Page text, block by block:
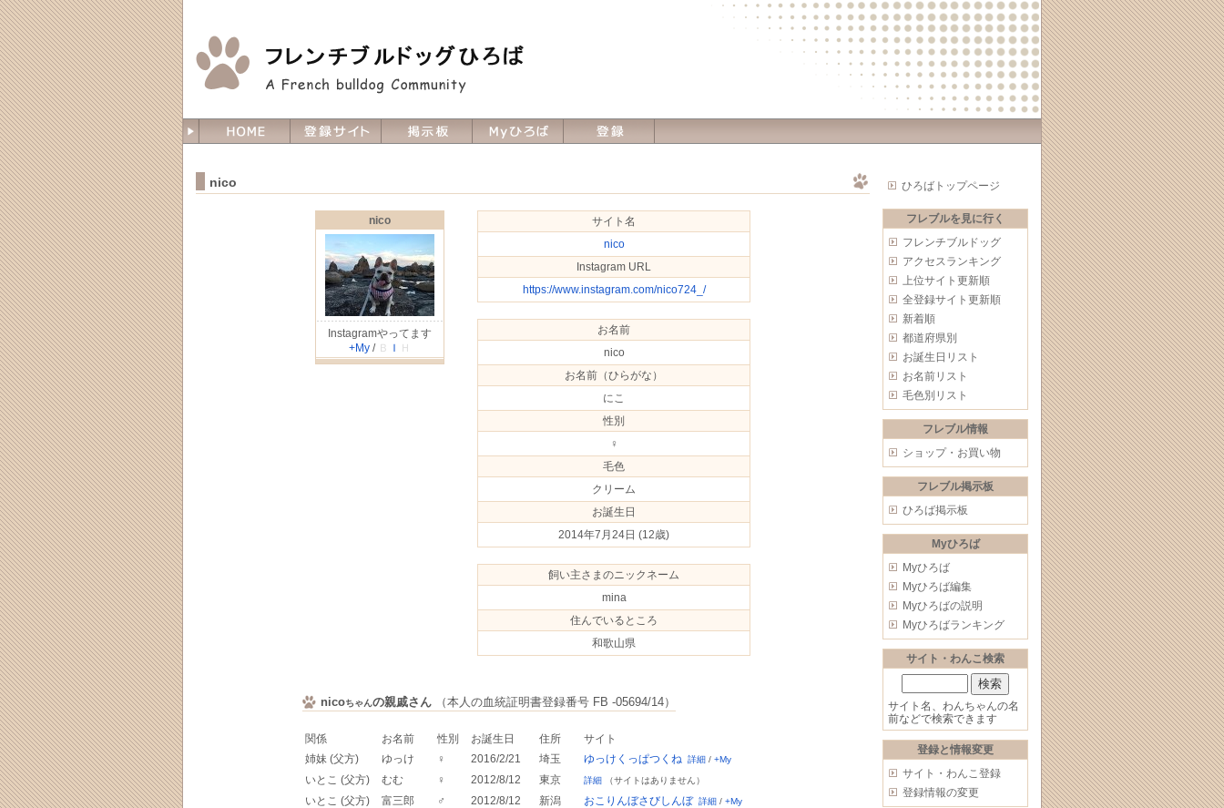
ひろばトップページ
フレブルを見に行く
フレンチブルドッグ
アクセスランキング
上位サイト更新順
全登録サイト更新順
新着順
都道府県別
お誕生日リスト
お名前リスト
毛色別リスト
フレブル情報
ショップ・お買い物
フレブル掲示板
ひろば掲示板
Myひろば
Myひろば
Myひろば編集
Myひろばの説明
Myひろばランキング
サイト・わんこ検索
サイト名、わんちゃんの名
前などで検索できます
登録と情報変更
サイト・わんこ登録
登録情報の変更
nico
nico
Instagramやってます
+My / Ｂ Ｉ Ｈ
サイト名
nico
Instagram URL
https://www.instagram.com/nico724_/
お名前
nico
お名前（ひらがな）
にこ
性別
♀
毛色
クリーム
お誕生日
2014年7月24日 (12歳)
飼い主さまのニックネーム
mina
住んでいるところ
和歌山県
nicoちゃんの親戚さん（本人の血統証明書登録番号 FB -05694/14）
関係 お名前 性別 お誕生日 住所
サイト
姉妹 (父方)
ゆっけ ♀ 2016/2/21 埼玉 ゆっけくっぱつくね 詳細/ +My
いとこ (父方) むむ ♀ 2012/8/12 東京 詳細（サイトはありません）
いとこ (父方) 富三郎 ♂ 2012/8/12 新潟 おこりんぼさびしんぼ 詳細/ +My